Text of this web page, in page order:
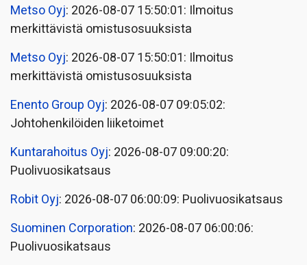
Metso Oyj: 2026-08-07 15:50:01: Ilmoitus
merkittävistä omistusosuuksista
Metso Oyj: 2026-08-07 15:50:01: Ilmoitus
merkittävistä omistusosuuksista
Enento Group Oyj: 2026-08-07 09:05:02:
Johtohenkilöiden liiketoimet
Kuntarahoitus Oyj: 2026-08-07 09:00:20:
Puolivuosikatsaus
Robit Oyj: 2026-08-07 06:00:09: Puolivuosikatsaus
Suominen Corporation: 2026-08-07 06:00:06:
Puolivuosikatsaus